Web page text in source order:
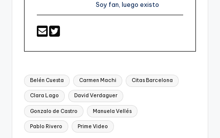
Soy fan, luego existo
Etiquetas:
Belén Cuesta Carmen Machi Citas Barcelona
Clara Lago David Verdaguer
Gonzalo de Castro Manuela Vellés
Pablo Rivero Prime Video